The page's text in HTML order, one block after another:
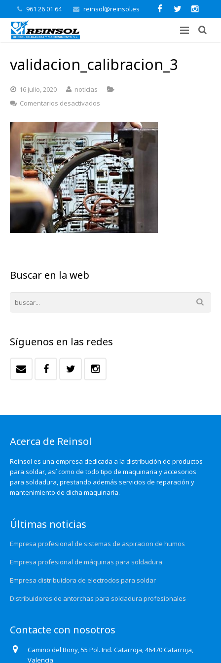
961 26 01 64 reinsol@reinsol.es
validacion_calibracion_3
16 julio, 2020
noticias
Comentarios desactivados
Buscar en la web
Síguenos en las redes
Acerca de Reinsol
Reinsol es una empresa dedicada a la distribución de productos
para soldar, así como de todo tipo de maquinaria y accesorios
para soldadura, prestando además servicios de reparación y
mantenimiento de dicha maquinaria.
Últimas noticias
Empresa profesional de sistemas de aspiracion de humos
Empresa profesional de máquinas para soldadura
Empresa distribuidora de electrodos para soldar
Distribuidores de antorchas para soldadura profesionales
Contacte con nosotros
Camino del Bony, 55 Pol. Ind. Catarroja, 46470 Catarroja,
Valencia.